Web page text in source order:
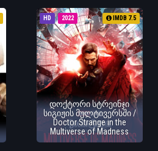
HD 2022 IMDB 7.5
დოქტორი სტრეინჯი
სიგიჟის მულტივერსში /
Doctor Strange in the
Multiverse of Madness